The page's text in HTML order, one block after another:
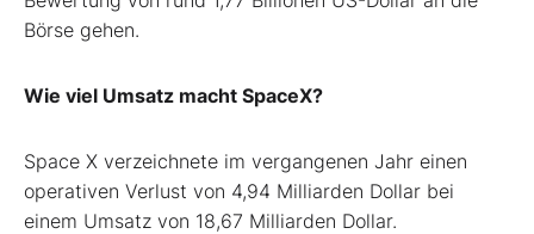
Börse gehen.
Wie viel Umsatz macht SpaceX?
Space X verzeichnete im vergangenen Jahr einen
operativen Verlust von 4,94 Milliarden Dollar bei
einem Umsatz von 18,67 Milliarden Dollar.